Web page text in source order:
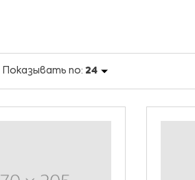
Показывать по: 24